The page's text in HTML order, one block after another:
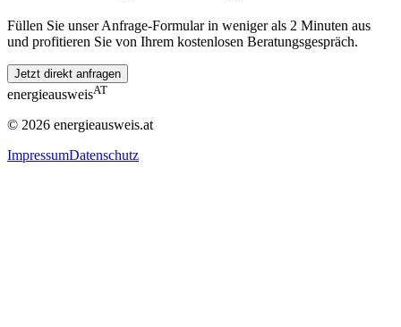
Füllen Sie unser Anfrage-Formular in weniger als 2 Minuten aus
und profitieren Sie von Ihrem kostenlosen Beratungsgespräch.
Jetzt direkt anfragen
energieausweisAT
© 2026 energieausweis.at
ImpressumDatenschutz